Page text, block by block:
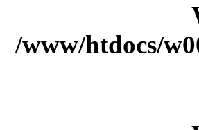
/www/htdocs/